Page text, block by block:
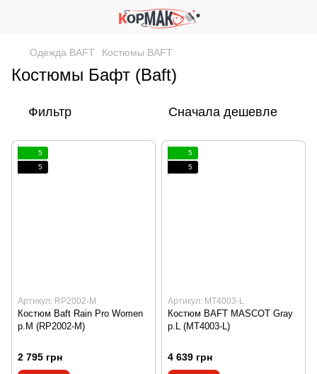
Одежда BAFT Костюмы BAFT
Костюмы Бафт (Baft)
Фильтр Сначала дешевле
5
5
Артикул: RP2002-M
Костюм Baft Rain Pro Women
p.M (RP2002-M)
2 795 грн
5
5
Артикул: MT4003-L
Костюм BAFT MASCOT Gray
р.L (MT4003-L)
4 639 грн